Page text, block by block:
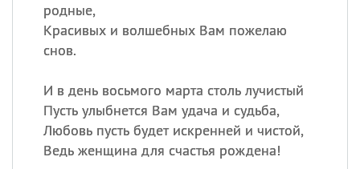
родные,
Красивых и волшебных Вам пожелаю
снов.
И в день восьмого марта столь лучистый
Пусть улыбнется Вам удача и судьба,
Любовь пусть будет искренней и чистой,
Ведь женщина для счастья рождена!